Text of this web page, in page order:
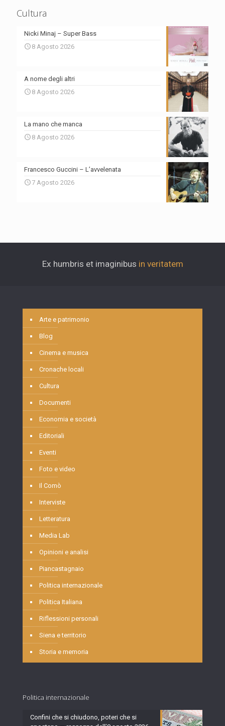
Cultura
Nicki Minaj – Super Bass
8 Agosto 2026
A nome degli altri
8 Agosto 2026
La mano che manca
8 Agosto 2026
Francesco Guccini – L’avvelenata
7 Agosto 2026
Ex humbris et imaginibus in veritatem
Arte e patrimonio
Blog
Cinema e musica
Cronache locali
Cultura
Documenti
Economia e società
Editoriali
Eventi
Foto e video
Il Comò
Interviste
Letteratura
Media Lab
Opinioni e analisi
Piancastagnaio
Politica internazionale
Politica Italiana
Riflessioni personali
Siena e territorio
Storia e memoria
Politica internazionale
Confini che si chiudono, poteri che si